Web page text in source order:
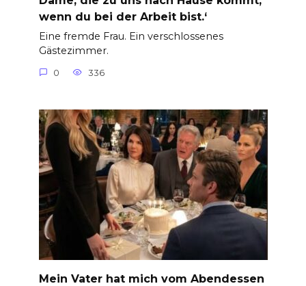
wenn du bei der Arbeit bist.‘
Eine fremde Frau. Ein verschlossenes
Gästezimmer.
0 336
Mein Vater hat mich vom Abendessen